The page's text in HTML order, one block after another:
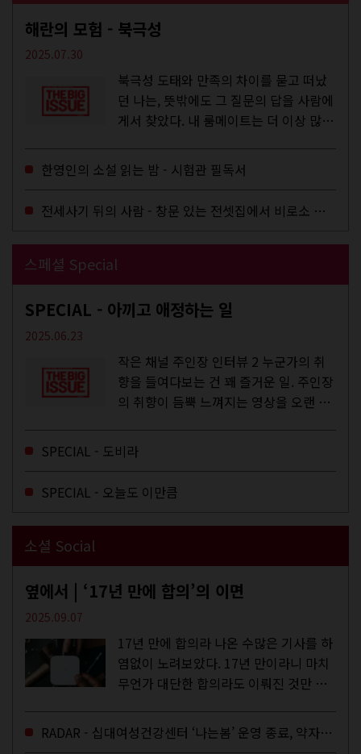
해란의 모험 - 북극성
2025.07.30
북극성 도태와 만족의 차이를 묻고 떠났
던 나는, 뜻밖에도 그 질문의 답을 사람에
게서 찾았다. 내 룸메이트는 더 이상 많은
한영인의 소설 읽는 밤 - 시험관 필독서
전세사기 뒤의 사람 - 창문 있는 전셋집에서 비로소 겨울 이불을 샀다
스페셜 Special
SPECIAL - 아끼고 애정하는 일
2025.06.23
작은 채널 주인장 인터뷰 2 누군가의 취
향을 들여다보는 건 꽤 즐거운 일. 주인장
의 취향이 듬뿍 느껴지는 영상을 오랜 시
에 스며드는 경험을 하기도 한다. 좀처럼
듣지 않던 장르의 노래를...
SPECIAL - 도비라
SPECIAL - 오늘도 이만큼
소셜 Social
옆에서 | ‘17년 만에 합의’의 이면
2025.09.07
17년 만에 합의라 나온 수많은 기사를 하
염없이 노려보았다. 17년 만이라니 마치
무언가 대단한 합의라도 이뤄진 것만 같
을 결정하는 심의기구인 최저임금위원회
에 대한 소식을 전하는 기사였는데,...
RADAR - 십대여성건강센터 ‘나는봄’ 운영 종료, 약자로부터 멀어지는 도시